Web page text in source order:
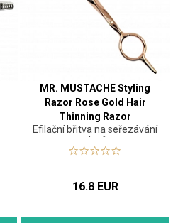
MR. MUSTACHE Styling
Razor Rose Gold Hair
Thinning Razor
Efilační břitva na seřezávání
vlasů
16.8 EUR